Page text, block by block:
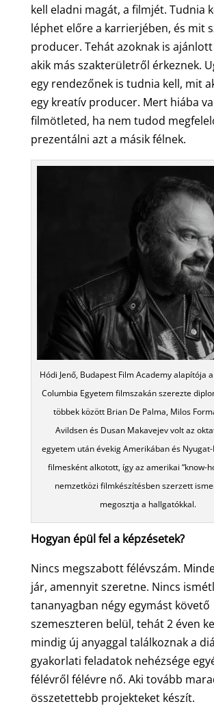
kell eladni magát, a filmjét. Tudnia
léphet előre a karrierjében, és mit
producer. Tehát azoknak is ajánlott
akik más szakterületről érkeznek.
egy rendezőnek is tudnia kell, mit
egy kreatív producer. Mert hiába
filmötleted, ha nem tudod
prezentálni azt a másik félnek.
Hódi Jenő, Budapest Film Academy alapítója
Columbia Egyetem filmszakán szerezte
többek között Brian De Palma, Milos
Avildsen és Dusan Makavejev volt az
egyetem után évekig Amerikában és
filmesként alkotott, így az amerikai “know-
nemzetközi filmkészítésben szerzett
megosztja a hallgatókkal.
Hogyan épül fel a képzésetek?
Nincs megszabott félévszám.
jár, amennyit szeretne. Nincs
tananyagban négy egymást követő
szemeszteren belül, tehát 2 éven
mindig új anyaggal találkoznak a
gyakorlati feladatok nehézsége
félévről félévre nő. Aki tovább
összetettebb projekteket készít.